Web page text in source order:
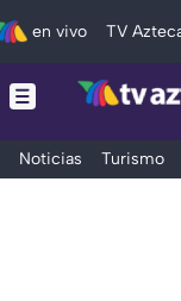
en vivo TV
Noticias Turismo